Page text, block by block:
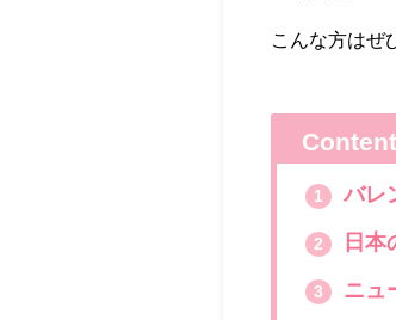
こんな方はぜ
1 バレ
2 日本
3 ニュ